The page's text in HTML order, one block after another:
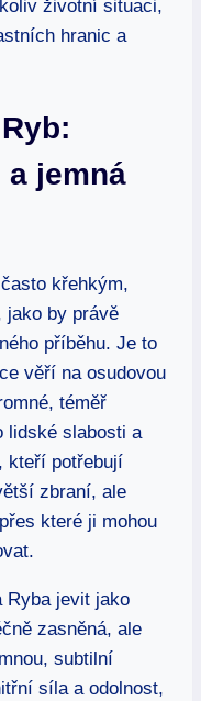
životní situaci,
hranic a
a jemná
křehkým,
jako by právě
příběhu. Je to
věří na osudovou
téměř
lidské slabosti a
kteří potřebují
zbraní, ale
které ji mohou
Ryba jevit jako
zasněná, ale
subtilní
síla a odolnost,